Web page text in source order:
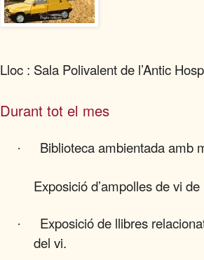
Lloc : Sala Polivalent de l’Antic
Durant tot el mes
· Biblioteca ambientada amb
Exposició d’ampolles de vi
·
Exposició de llibres
del vi.